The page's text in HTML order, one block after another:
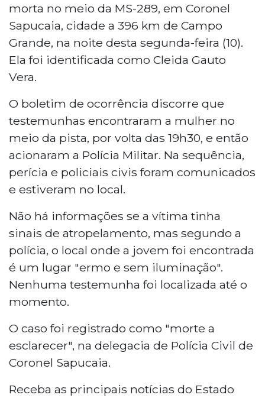
morta no meio da MS-289, em Coronel
Sapucaia, cidade a 396 km de Campo
Grande, na noite desta segunda-feira (10).
Ela foi identificada como Cleida Gauto
Vera.
O boletim de ocorrência discorre que
testemunhas encontraram a mulher no
meio da pista, por volta das 19h30, e então
acionaram a Polícia Militar. Na sequência,
perícia e policiais civis foram comunicados
e estiveram no local.
Não há informações se a vítima tinha
sinais de atropelamento, mas segundo a
polícia, o local onde a jovem foi encontrada
é um lugar "ermo e sem iluminação".
Nenhuma testemunha foi localizada até o
momento.
O caso foi registrado como "morte a
esclarecer", na delegacia de Polícia Civil de
Coronel Sapucaia.
Receba as principais notícias do Estado